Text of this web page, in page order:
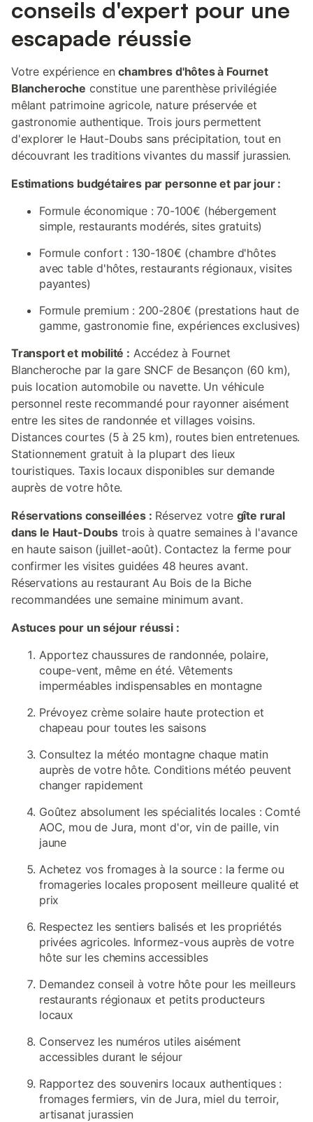
conseils d'expert pour une
escapade réussie
Votre expérience enchambres d'hôtes à Fournet
Blancheroche constitue une parenthèse privilégiée
mêlant patrimoine agricole, nature préservée et
gastronomie authentique. Trois jours permettent
d'explorer le Haut-Doubs sans précipitation, tout en
découvrant les traditions vivantes du massif jurassien.
Estimations budgétaires par personne et par jour :
Formule économique : 70-100€ (hébergement
simple, restaurants modérés, sites gratuits)
Formule confort : 130-180€ (chambre d'hôtes
avec table d'hôtes, restaurants régionaux, visites
payantes)
Formule premium : 200-280€ (prestations haut de
gamme, gastronomie fine, expériences exclusives)
Transport et mobilité : Accédez à Fournet
Blancheroche par la gare SNCF de Besançon (60 km),
puis location automobile ou navette. Un véhicule
personnel reste recommandé pour rayonner aisément
entre les sites de randonnée et villages voisins.
Distances courtes (5 à 25 km), routes bien entretenues.
Stationnement gratuit à la plupart des lieux
touristiques. Taxis locaux disponibles sur demande
auprès de votre hôte.
Réservations conseillées : Réservez votre gîte rural
dans le Haut-Doubstrois à quatre semaines à l'avance
en haute saison (juillet-août). Contactez la ferme pour
confirmer les visites guidées 48 heures avant.
Réservations au restaurant Au Bois de la Biche
recommandées une semaine minimum avant.
Astuces pour un séjour réussi :
Apportez chaussures de randonnée, polaire,
coupe-vent, même en été. Vêtements
imperméables indispensables en montagne
Prévoyez crème solaire haute protection et
chapeau pour toutes les saisons
Consultez la météo montagne chaque matin
auprès de votre hôte. Conditions météo peuvent
changer rapidement
Goûtez absolument les spécialités locales : Comté
AOC, mou de Jura, mont d'or, vin de paille, vin
jaune
Achetez vos fromages à la source : la ferme ou
fromageries locales proposent meilleure qualité et
prix
Respectez les sentiers balisés et les propriétés
privées agricoles. Informez-vous auprès de votre
hôte sur les chemins accessibles
Demandez conseil à votre hôte pour les meilleurs
restaurants régionaux et petits producteurs
locaux
Conservez les numéros utiles aisément
accessibles durant le séjour
Rapportez des souvenirs locaux authentiques :
fromages fermiers, vin de Jura, miel du terroir,
artisanat jurassien